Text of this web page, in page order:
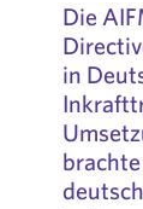
Die
in